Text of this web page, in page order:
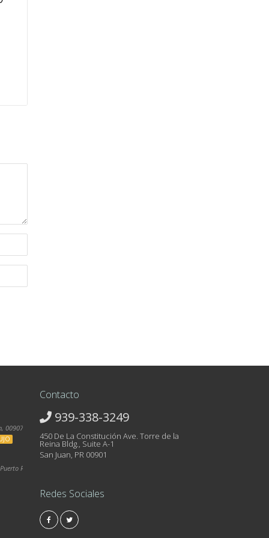
00907, Puerto Rico
Rico
Contacto
939-338-3249
450 De La Constitución Ave. Torre de la
Reina Bldg., Suite A-1
San Juan, PR 00901
Redes Sociales